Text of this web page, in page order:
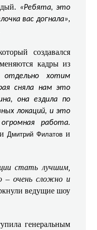
«Ребята, это
вас догнала»,
создавался
кадры из
хотим
сняла нам это
она ездила по
локаций, и это
работа.
Дмитрий Филатов и
стать лучшим,
– очень сложно и
ведущие шоу
генеральным